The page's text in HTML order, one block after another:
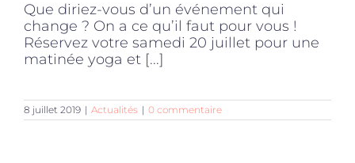
Que diriez-vous d’un événement qui
change ? On a ce qu’il faut pour vous !
Réservez votre samedi 20 juillet pour une
matinée yoga et [...]
8 juillet 2019 | Actualités | 0 commentaire